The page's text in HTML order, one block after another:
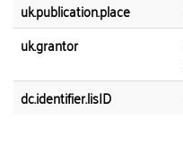
uk.publication.place
uk.grantor
dc.identifier.lisID